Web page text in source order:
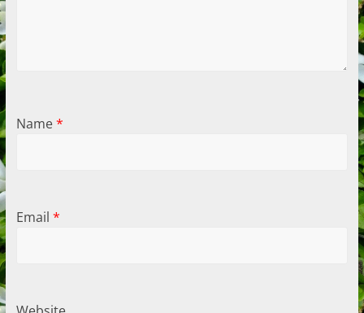
Name*
Email *